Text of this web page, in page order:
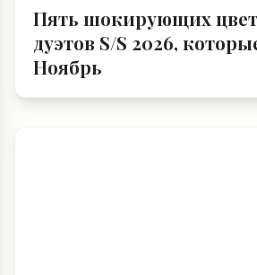
Пять шокирующих
дуэтов S/S 2026,
Ноябрь